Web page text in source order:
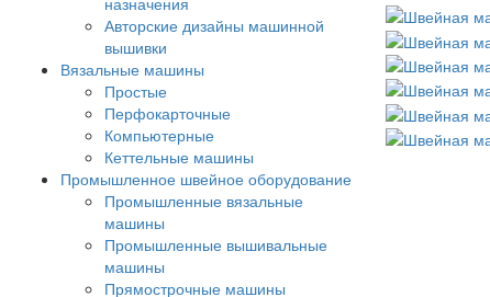
Авторские дизайны машинной
вышивки
Вязальные машины
Простые
Перфокарточные
Компьютерные
Кеттельные машины
Промышленное швейное оборудование
Промышленные вязальные
машины
Промышленные вышивальные
машины
Прямострочные машины